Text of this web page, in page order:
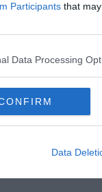
Participants that
Data Processing
Data
casciana terme
inglese